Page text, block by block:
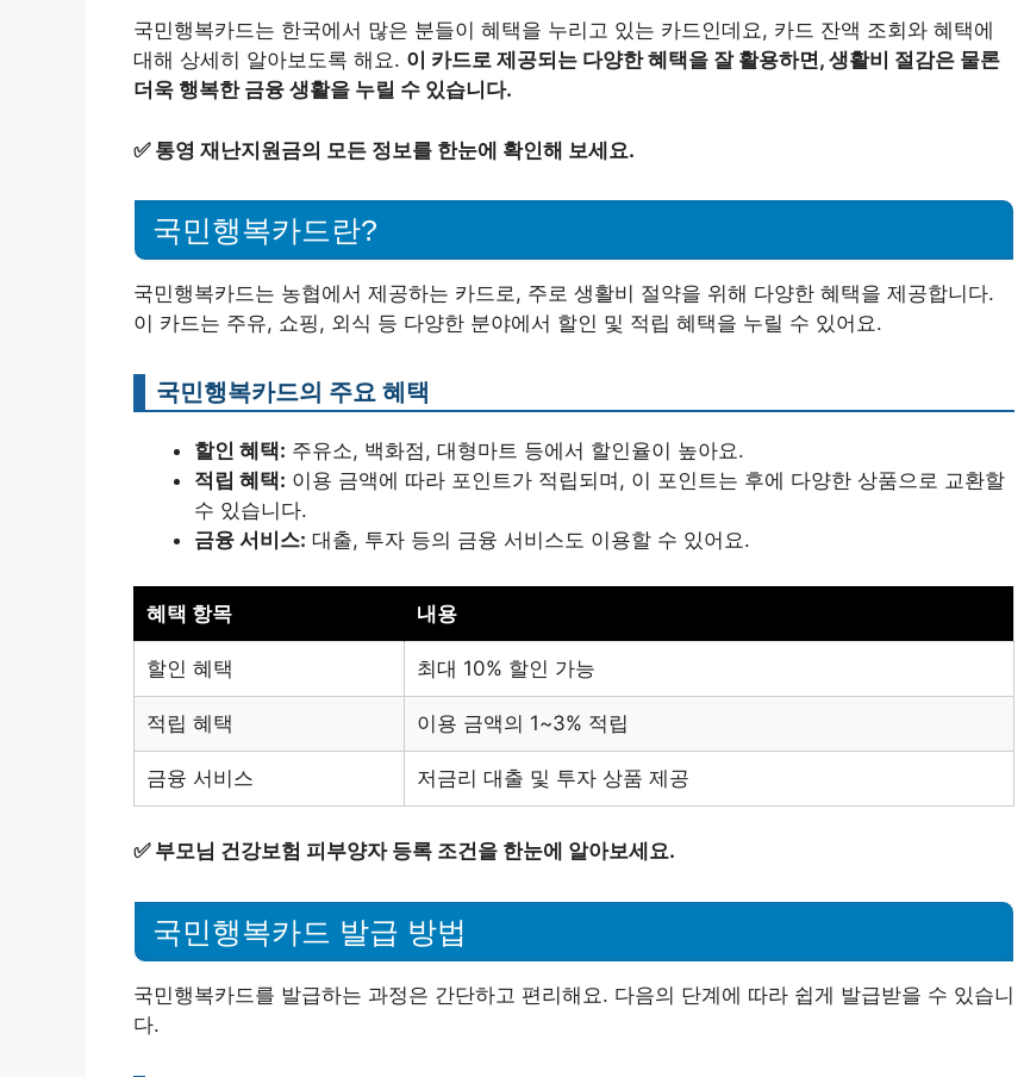
국민행복카드는 한국에서 많은 분들이 혜택을 누리고 있는 카드인데요, 카드 잔액 조회와 혜택에
대해 상세히 알아보도록 해요. 이 카드로 제공되는 다양한 혜택을 잘 활용하면, 생활비 절감은 물론
더욱 행복한 금융 생활을 누릴 수 있습니다.
✅ 통영 재난지원금의 모든 정보를 한눈에 확인해 보세요.
국민행복카드란?
국민행복카드는 농협에서 제공하는 카드로, 주로 생활비 절약을 위해 다양한 혜택을 제공합니다.
이 카드는 주유, 쇼핑, 외식 등 다양한 분야에서 할인 및 적립 혜택을 누릴 수 있어요.
국민행복카드의 주요 혜택
할인 혜택: 주유소, 백화점, 대형마트 등에서 할인율이 높아요.
적립 혜택: 이용 금액에 따라 포인트가 적립되며, 이 포인트는 후에 다양한 상품으로 교환할
수 있습니다.
금융 서비스: 대출, 투자 등의 금융 서비스도 이용할 수 있어요.
혜택 항목 내용
할인 혜택 최대 10% 할인 가능
적립 혜택 이용 금액의 1~3% 적립
금융 서비스 저금리 대출 및 투자 상품 제공
✅ 부모님 건강보험 피부양자 등록 조건을 한눈에 알아보세요.
국민행복카드 발급 방법
국민행복카드를 발급하는 과정은 간단하고 편리해요. 다음의 단계에 따라 쉽게 발급받을 수 있습니
다.